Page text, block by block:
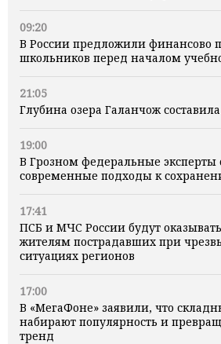
09:20
В России предложили финансово
школьников перед началом
21:05
Глубина озера Галанчож
19:00
В Грозном федеральные эксперты
современные подходы к
17:41
ПСБ и МЧС России будут
жителям пострадавших при
ситуациях регионов
17:00
В «МегаФоне» заявили, что
набирают популярность и
тренд